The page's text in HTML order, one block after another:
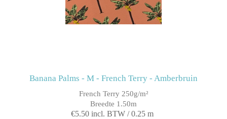
Banana Palms - M - French Terry - Amberbruin
French Terry 250g/m²
Breedte 1.50m
€5.50 incl. BTW / 0.25 m